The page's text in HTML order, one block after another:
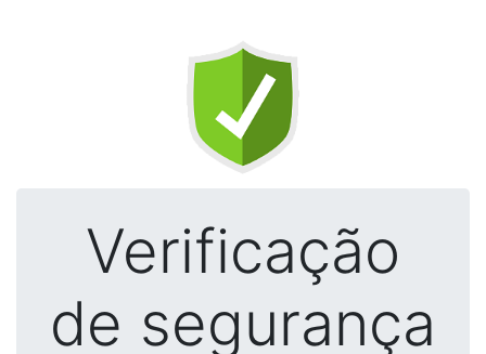
Verificação
de segurança